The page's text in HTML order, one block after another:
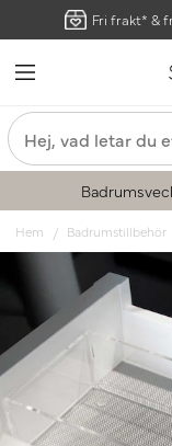
Fri frakt* &
Hem Badrumstillbehör